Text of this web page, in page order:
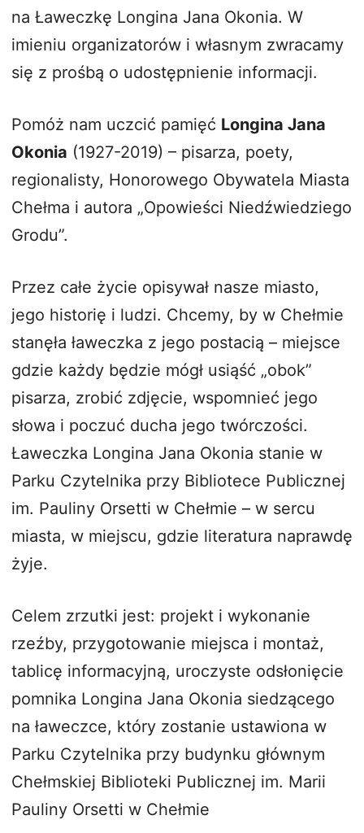
na Ławeczkę Longina Jana Okonia. W
imieniu organizatorów i własnym zwracamy
się z prośbą o udostępnienie informacji.
Pomóż nam uczcić pamięć Longina Jana
Okonia (1927-2019) – pisarza, poety,
regionalisty, Honorowego Obywatela Miasta
Chełma i autora „Opowieści Niedźwiedziego
Grodu”.
Przez całe życie opisywał nasze miasto,
jego historię i ludzi. Chcemy, by w Chełmie
stanęła ławeczka z jego postacią – miejsce
gdzie każdy będzie mógł usiąść „obok”
pisarza, zrobić zdjęcie, wspomnieć jego
słowa i poczuć ducha jego twórczości.
Ławeczka Longina Jana Okonia stanie w
Parku Czytelnika przy Bibliotece Publicznej
im. Pauliny Orsetti w Chełmie – w sercu
miasta, w miejscu, gdzie literatura naprawdę
żyje.
Celem zrzutki jest: projekt i wykonanie
rzeźby, przygotowanie miejsca i montaż,
tablicę informacyjną, uroczyste odsłonięcie
pomnika Longina Jana Okonia siedzącego
na ławeczce, który zostanie ustawiona w
Parku Czytelnika przy budynku głównym
Chełmskiej Biblioteki Publicznej im. Marii
Pauliny Orsetti w Chełmie